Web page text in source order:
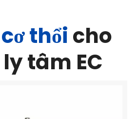
thổi cho
tâm EC